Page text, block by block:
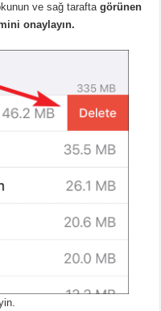
ve sağ taraftagörünen
onaylayın.